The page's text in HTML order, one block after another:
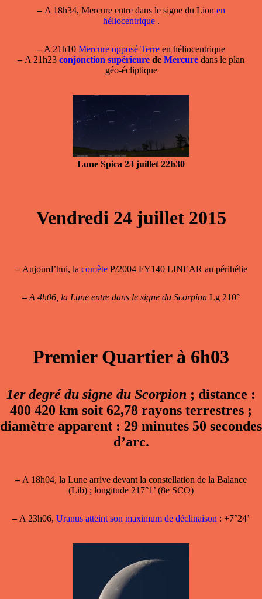
–A 18h34, Mercure entre dans le signe du Lion en
héliocentrique .
–A 21h10 Mercure opposé Terre en héliocentrique
–A 21h23 conjonction supérieure de Mercure dans le plan
géo-écliptique
Lune Spica 23 juillet 22h30
Vendredi 24 juillet 2015
–Aujourd’hui, la comète P/2004 FY140 LINEAR au périhélie
– A 4h06, la Lune entre dans le signe du Scorpion Lg 210°
Premier Quartier à 6h03
1er degré du signe du Scorpion ; distance :
400 420 km soit 62,78 rayons terrestres ;
diamètre apparent : 29 minutes 50 secondes
d’arc.
–A 18h04, la Lune arrive devant la constellation de la Balance
(Lib) ; longitude 217°1’ (8e SCO)
–A 23h06, Uranus atteint son maximum de déclinaison : +7°24’